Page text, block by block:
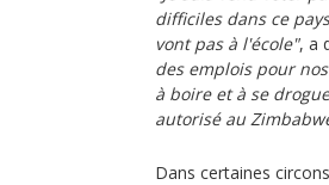
difficiles dans ce
vont pas à l'école", a
des emplois pour
à boire et à se
autorisé au
Dans certaines